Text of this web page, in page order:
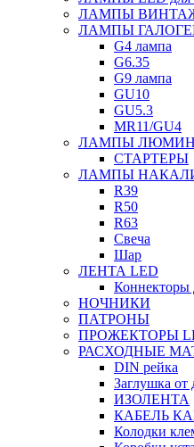
ЛАМПЫ
ЛАМПЫ
G4 лампа
G6.35
G9 лампа
GU10
GU5.3
MR11/GU4
ЛАМПЫ
СТАРТЕРЫ
ЛАМПЫ
R39
R50
R63
Свеча
Шар
ЛЕНТА LED
Коннекторы
НОЧНИКИ
ПАТРОНЫ
ПРОЖЕКТОРЫ
РАСХОДНЫЕ
DIN рейка
Заглушка от
ИЗОЛЕНТА
КАБЕЛЬ
Колодки